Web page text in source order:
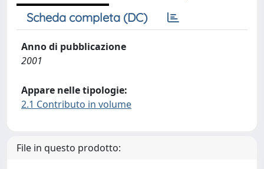
Scheda completa (DC)
Anno di pubblicazione
2001
Appare nelle tipologie:
2.1 Contributo in volume
File in questo prodotto: